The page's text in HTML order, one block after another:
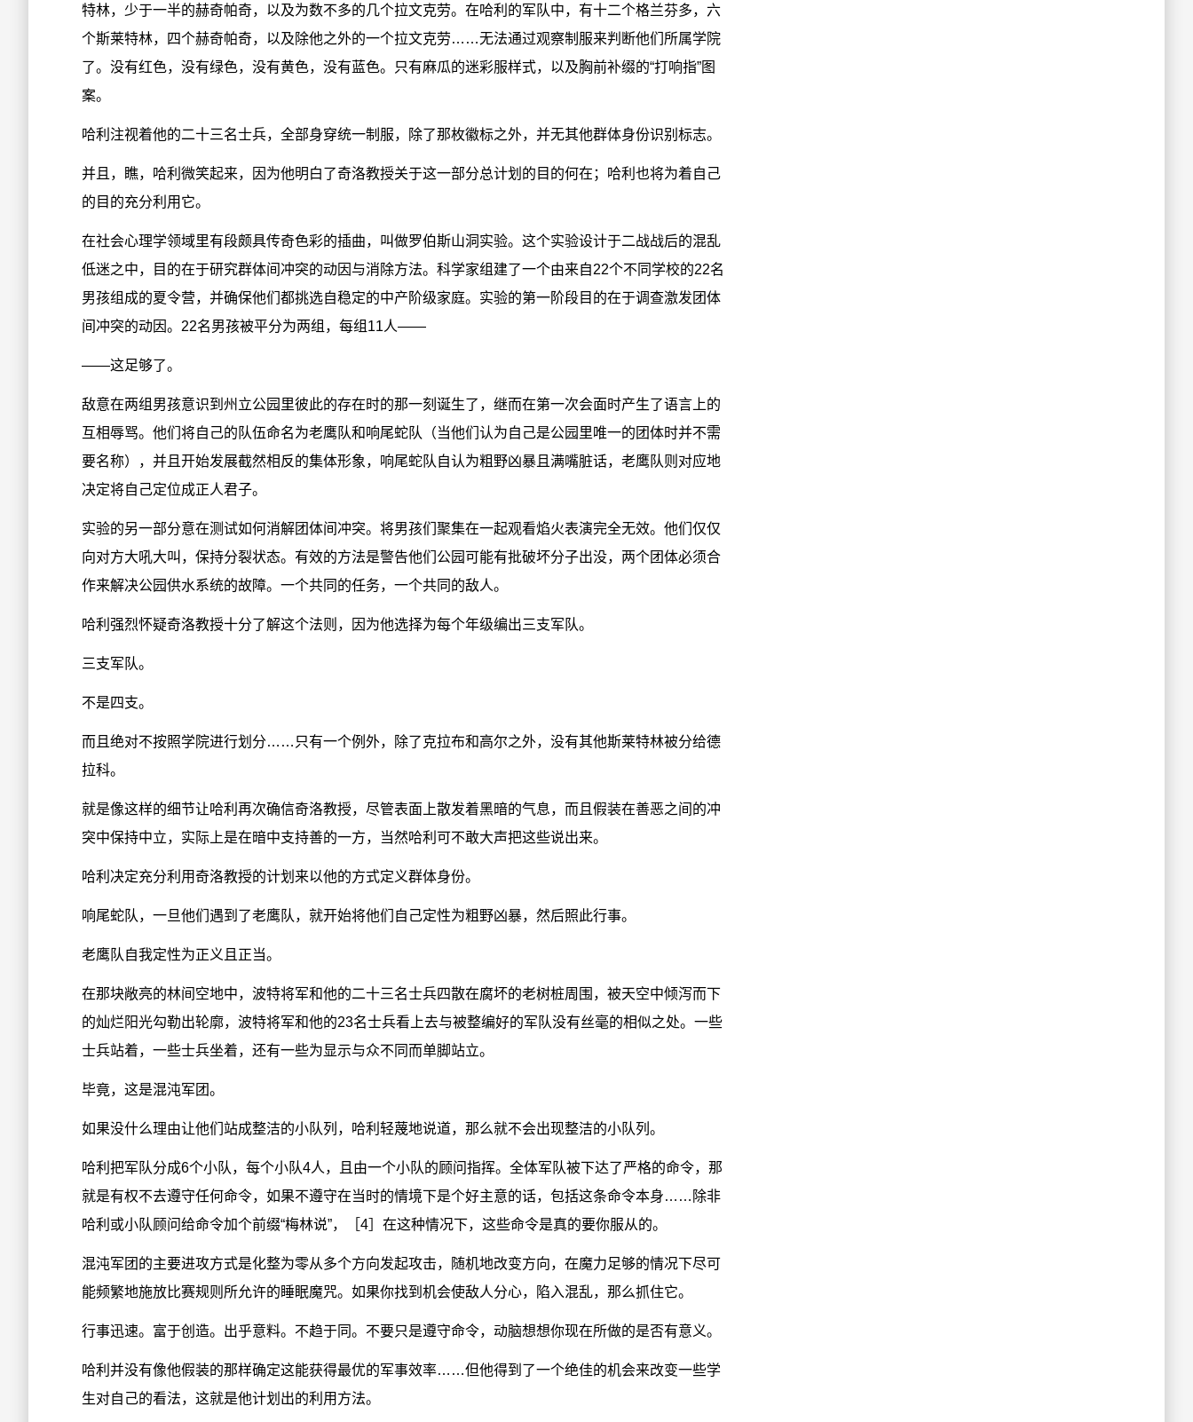
特林，少于一半的赫奇帕奇，以及为数不多的几个拉文克劳。在哈利的军队中，有十二个格兰芬多，六
个斯莱特林，四个赫奇帕奇，以及除他之外的一个拉文克劳……无法通过观察制服来判断他们所属学院
了。没有红色，没有绿色，没有黄色，没有蓝色。只有麻瓜的迷彩服样式，以及胸前补缀的“打响指”图
案。
哈利注视着他的二十三名士兵，全部身穿统一制服，除了那枚徽标之外，并无其他群体身份识别标志。
并且，瞧，哈利微笑起来，因为他明白了奇洛教授关于这一部分总计划的目的何在；哈利也将为着自己
的目的充分利用它。
在社会心理学领域里有段颇具传奇色彩的插曲，叫做罗伯斯山洞实验。这个实验设计于二战战后的混乱
低迷之中，目的在于研究群体间冲突的动因与消除方法。科学家组建了一个由来自22个不同学校的22名
男孩组成的夏令营，并确保他们都挑选自稳定的中产阶级家庭。实验的第一阶段目的在于调查激发团体
间冲突的动因。22名男孩被平分为两组，每组11人——
——这足够了。
敌意在两组男孩意识到州立公园里彼此的存在时的那一刻诞生了，继而在第一次会面时产生了语言上的
互相辱骂。他们将自己的队伍命名为老鹰队和响尾蛇队（当他们认为自己是公园里唯一的团体时并不需
要名称），并且开始发展截然相反的集体形象，响尾蛇队自认为粗野凶暴且满嘴脏话，老鹰队则对应地
决定将自己定位成正人君子。
实验的另一部分意在测试如何消解团体间冲突。将男孩们聚集在一起观看焰火表演完全无效。他们仅仅
向对方大吼大叫，保持分裂状态。有效的方法是警告他们公园可能有批破坏分子出没，两个团体必须合
作来解决公园供水系统的故障。一个共同的任务，一个共同的敌人。
哈利强烈怀疑奇洛教授十分了解这个法则，因为他选择为每个年级编出三支军队。
三支军队。
不是四支。
而且绝对不按照学院进行划分……只有一个例外，除了克拉布和高尔之外，没有其他斯莱特林被分给德
拉科。
就是像这样的细节让哈利再次确信奇洛教授，尽管表面上散发着黑暗的气息，而且假装在善恶之间的冲
突中保持中立，实际上是在暗中支持善的一方，当然哈利可不敢大声把这些说出来。
哈利决定充分利用奇洛教授的计划来以他的方式定义群体身份。
响尾蛇队，一旦他们遇到了老鹰队，就开始将他们自己定性为粗野凶暴，然后照此行事。
老鹰队自我定性为正义且正当。
在那块敞亮的林间空地中，波特将军和他的二十三名士兵四散在腐坏的老树桩周围，被天空中倾泻而下
的灿烂阳光勾勒出轮廓，波特将军和他的23名士兵看上去与被整编好的军队没有丝毫的相似之处。一些
士兵站着，一些士兵坐着，还有一些为显示与众不同而单脚站立。
毕竟，这是混沌军团。
如果没什么理由让他们站成整洁的小队列，哈利轻蔑地说道，那么就不会出现整洁的小队列。
哈利把军队分成6个小队，每个小队4人，且由一个小队的顾问指挥。全体军队被下达了严格的命令，那
就是有权不去遵守任何命令，如果不遵守在当时的情境下是个好主意的话，包括这条命令本身……除非
哈利或小队顾问给命令加个前缀“梅林说”，［4］在这种情况下，这些命令是真的要你服从的。
混沌军团的主要进攻方式是化整为零从多个方向发起攻击，随机地改变方向，在魔力足够的情况下尽可
能频繁地施放比赛规则所允许的睡眠魔咒。如果你找到机会使敌人分心，陷入混乱，那么抓住它。
行事迅速。富于创造。出乎意料。不趋于同。不要只是遵守命令，动脑想想你现在所做的是否有意义。
哈利并没有像他假装的那样确定这能获得最优的军事效率……但他得到了一个绝佳的机会来改变一些学
生对自己的看法，这就是他计划出的利用方法。